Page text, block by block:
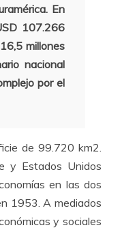
En
107.266
millones
nacional
por el
de 99.720 km2.
y Estados Unidos
en las dos
1953. A mediados
y sociales